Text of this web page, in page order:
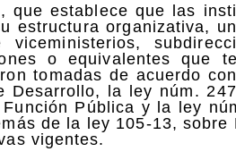
establece que las
estructura organizativa,
o equivalentes que
tomadas de acuerdo
la ley núm.
Pública y la ley
de la ley 105-13, sobre
vigentes.